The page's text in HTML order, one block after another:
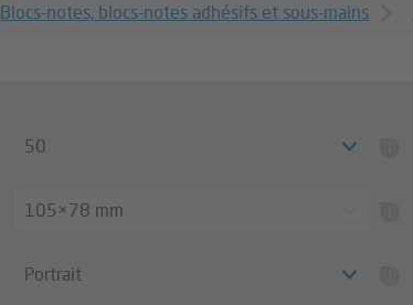
Blocs-notes, blocs-notes adhésifs et sous-mains
50
105×78 mm
Portrait